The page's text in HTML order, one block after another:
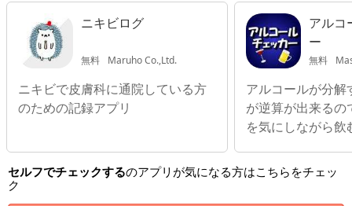
ニキビログ
無料 Maruho Co.,Ltd.
ニキビで皮膚科に通院している方
のための記録アプリ
アルコ
ー
無料
アルコールが分解
が逆算が出来るの
を気にしながら
セルフでチェックするのアプリが気になる方はこちらをチェッ
ク